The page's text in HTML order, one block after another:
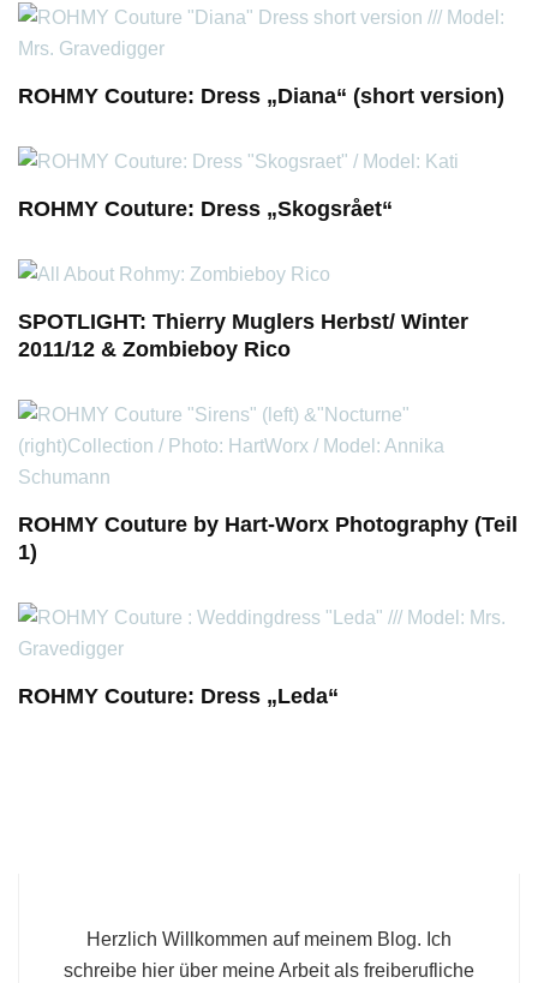
ROHMY Couture: Dress „Diana“ (short version)
ROHMY Couture: Dress „Skogsrået“
SPOTLIGHT: Thierry Muglers Herbst/ Winter
2011/12 & Zombieboy Rico
ROHMY Couture by Hart-Worx Photography (Teil
1)
ROHMY Couture: Dress „Leda“
Herzlich Willkommen auf meinem Blog. Ich
schreibe hier über meine Arbeit als freiberufliche